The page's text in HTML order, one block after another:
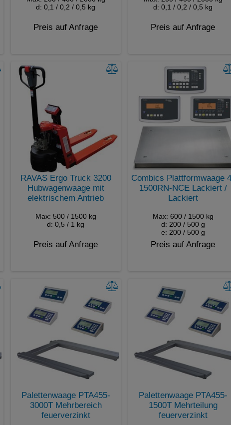
d: 0,1 / 0,2 / 0,5 kg
Preis auf Anfrage
d: 0,1 / 0,2 / 0,5 kg
Preis auf Anfrage
RAVAS Ergo Truck 3200
Hubwagenwaage mit
elektrischem Antrieb
Max: 500 / 1500 kg
d: 0,5 / 1 kg
Preis auf Anfrage
Combics Plattformwaage
1500RN-NCE Lackiert /
Lackiert
Max: 600 / 1500 kg
d: 200 / 500 g
e: 200 / 500 g
Preis auf Anfrage
Palettenwaage PTA455-
3000T Mehrbereich
feuerverzinkt
Palettenwaage PTA455-
1500T Mehrteilung
feuerverzinkt